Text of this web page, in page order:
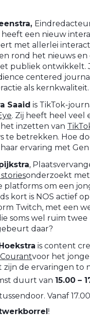
heeft een nieuw
met allerlei
rond het nieuws en
publiek ontwikkelt.
centered
als kernkwaliteit.
Saaid is TikTok-
. Zij heeft heel veel
inzetten van
te betrekken. Hoe
ervaring met Gen
,
onderzoekt
platforms om een
kort is NOS actief op
Twitch, met een
soms wel ruim
daar?
is content
voor het
zijn de ervaringen to
duurt van 15.00 –
Vanaf
!